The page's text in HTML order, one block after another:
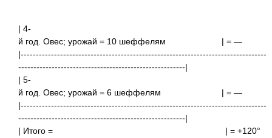
| 4-
й год. Овес; урожай = 10 шеффелям
| =
|---------------------------------------------------------------------------------
-------------------------------------------------------|
| 5-
й год. Овес; урожай = 6 шеффелям
| =
|---------------------------------------------------------------------------------
-------------------------------------------------------|
| Итого =
| =